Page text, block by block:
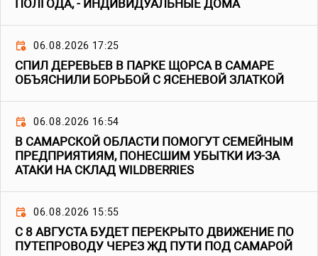
ПОЛГОДА, - ИНДИВИДУАЛЬНЫЕ ДОМА
06.08.2026 17:25
СПИЛ ДЕРЕВЬЕВ В ПАРКЕ ЩОРСА В САМАРЕ
ОБЪЯСНИЛИ БОРЬБОЙ С ЯСЕНЕВОЙ ЗЛАТКОЙ
06.08.2026 16:54
В САМАРСКОЙ ОБЛАСТИ ПОМОГУТ СЕМЕЙНЫМ
ПРЕДПРИЯТИЯМ, ПОНЕСШИМ УБЫТКИ ИЗ-ЗА
АТАКИ НА СКЛАД WILDBERRIES
06.08.2026 15:55
С 8 АВГУСТА БУДЕТ ПЕРЕКРЫТО ДВИЖЕНИЕ ПО
ПУТЕПРОВОДУ ЧЕРЕЗ ЖД ПУТИ ПОД САМАРОЙ